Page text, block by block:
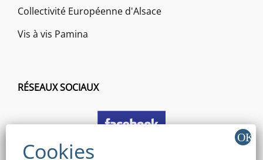
Collectivité Européenne d'Alsace
Vis à vis Pamina
RÉSEAUX SOCIAUX